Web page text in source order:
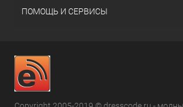
ПОМОЩЬ И СЕРВИСЫ